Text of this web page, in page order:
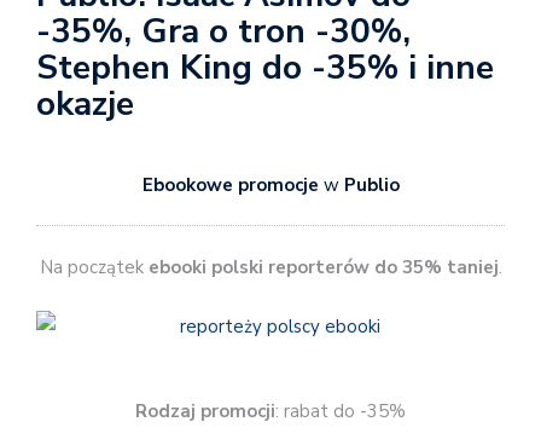
-35%, Gra o tron -30%,
Stephen King do -35% i inne
okazje
Ebookowe promocje w Publio
Na początek ebooki polski reporterów do 35% taniej.
Rodzaj promocji: rabat do -35%